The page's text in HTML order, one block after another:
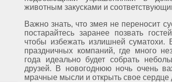
животным закусками и
Важно знать, что змея не переносит
постарайтесь заранее позвать
чтобы избежать излишней суматохи.
праздничных компаний, где много
года идеально будет собрать
друзей. В новогоднюю ночь очень
мрачные мысли и открыть свое